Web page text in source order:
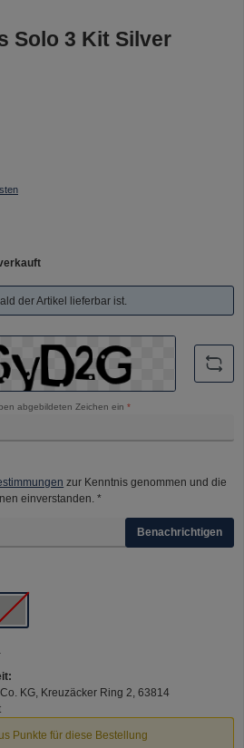
Solo 3 Kit Silver
der Artikel lieferbar ist.
abgebildeten Zeichen ein *
zur Kenntnis genommen und die
einverstanden. *
Benachrichtigen
KG, Kreuzäcker Ring 2, 63814
Punkte für diese Bestellung